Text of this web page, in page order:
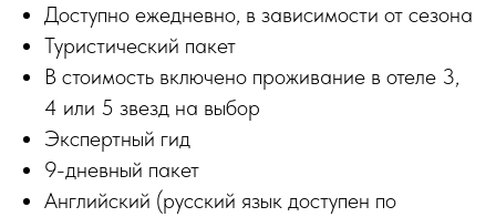
Доступно ежедневно, в зависимости от сезона
Туристический пакет
В стоимость включено проживание в отеле 3,
4 или 5 звезд на выбор
Экспертный гид
9-дневный пакет
Английский (русский язык доступен по